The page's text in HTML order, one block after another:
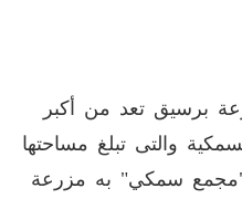
برسيق تعد من أكبر
والتى تبلغ مساحتها
"مجمع سمكي" به مزرعة